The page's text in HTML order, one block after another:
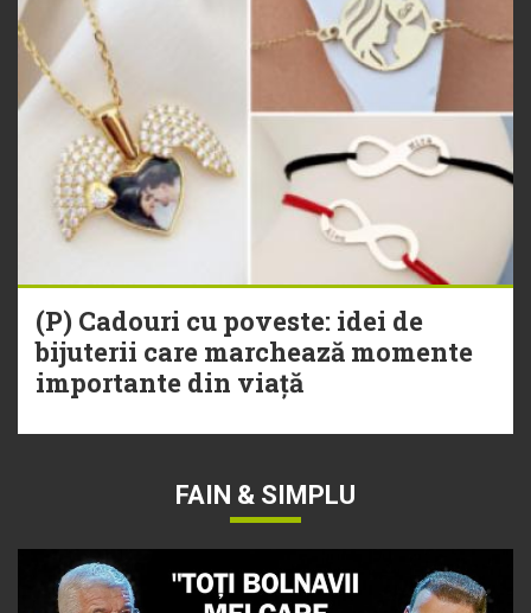
(P) Cadouri cu poveste: idei de
bijuterii care marchează momente
importante din viață
FAIN & SIMPLU